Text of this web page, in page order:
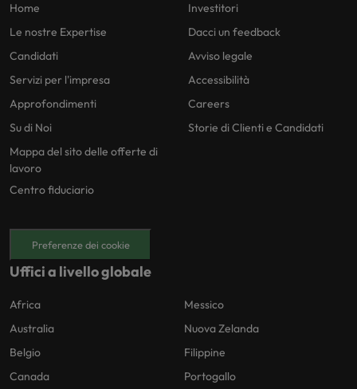
Home
Le nostre Expertise
Candidati
Servizi per l'impresa
Approfondimenti
Su di Noi
Mappa del sito delle offerte di
lavoro
Centro fiduciario
Investitori
Dacci un feedback
Avviso legale
Accessibilità
Careers
Storie di Clienti e Candidati
Preferenze dei cookie
Uffici a livello globale
Africa
Australia
Belgio
Canada
Messico
Nuova Zelanda
Filippine
Portogallo